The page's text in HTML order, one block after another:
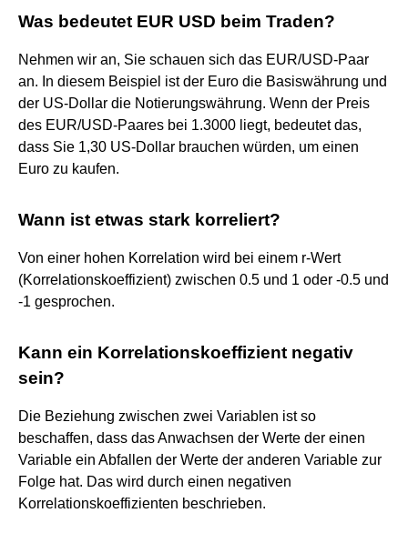
Was bedeutet EUR USD beim Traden?
Nehmen wir an, Sie schauen sich das EUR/USD-Paar
an. In diesem Beispiel ist der Euro die Basiswährung und
der US-Dollar die Notierungswährung. Wenn der Preis
des EUR/USD-Paares bei 1.3000 liegt, bedeutet das,
dass Sie 1,30 US-Dollar brauchen würden, um einen
Euro zu kaufen.
Wann ist etwas stark korreliert?
Von einer hohen Korrelation wird bei einem r-Wert
(Korrelationskoeffizient) zwischen 0.5 und 1 oder -0.5 und
-1 gesprochen.
Kann ein Korrelationskoeffizient negativ
sein?
Die Beziehung zwischen zwei Variablen ist so
beschaffen, dass das Anwachsen der Werte der einen
Variable ein Abfallen der Werte der anderen Variable zur
Folge hat. Das wird durch einen negativen
Korrelationskoeffizienten beschrieben.